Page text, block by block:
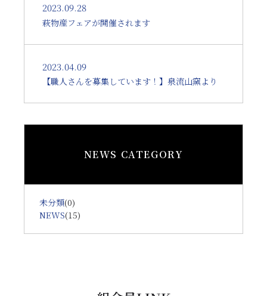
2023.09.28
萩物産フェアが開催されます
2023.04.09
【職人さんを募集しています！】泉流山窯より
NEWS CATEGORY
未分類(0)
NEWS(15)